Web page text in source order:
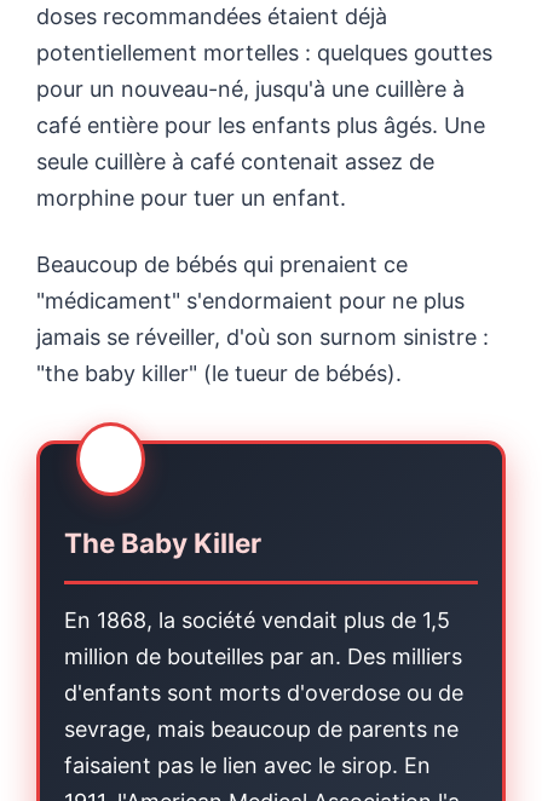
doses recommandées étaient déjà
potentiellement mortelles : quelques gouttes
pour un nouveau-né, jusqu'à une cuillère à
café entière pour les enfants plus âgés. Une
seule cuillère à café contenait assez de
morphine pour tuer un enfant.
Beaucoup de bébés qui prenaient ce
"médicament" s'endormaient pour ne plus
jamais se réveiller, d'où son surnom sinistre :
"the baby killer" (le tueur de bébés).
The Baby Killer
En 1868, la société vendait plus de 1,5
million de bouteilles par an. Des milliers
d'enfants sont morts d'overdose ou de
sevrage, mais beaucoup de parents ne
faisaient pas le lien avec le sirop. En